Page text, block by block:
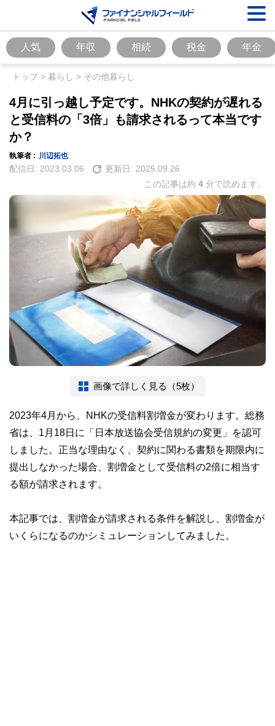
人気 年収 相続 税金 年金
トップ> 暮らし > その他暮らし
4月に引っ越し予定です。NHKの契約が遅れる
と受信料の「3倍」も請求されるって本当です
か？
執筆者 : 川辺拓也
配信日: 2023.03.06 更新日: 2025.09.26
この記事は約 4 分で読めます。
画像で詳しく見る（5枚）
2023年4月から、NHKの受信料割増金が変わります。総務
省は、1月18日に「日本放送協会受信規約の変更」を認可
しました。正当な理由なく、契約に関わる書類を期限内に
提出しなかった場合、割増金として受信料の2倍に相当す
る額が請求されます。
本記事では、割増金が請求される条件を解説し、割増金が
いくらになるのかシミュレーションしてみました。